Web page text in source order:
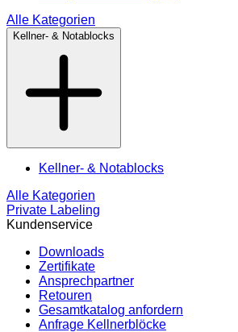
Alle Kategorien
Kellner- & Notablocks
Kellner- & Notablocks
Alle Kategorien
Private Labeling
Kundenservice
Downloads
Zertifikate
Ansprechpartner
Retouren
Gesamtkatalog anfordern
Anfrage Kellnerblöcke